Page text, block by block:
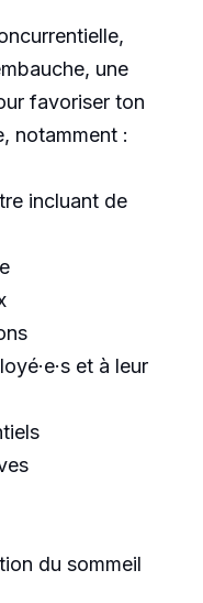
une
favoriser ton
notamment :
incluant de
et à leur
du sommeil